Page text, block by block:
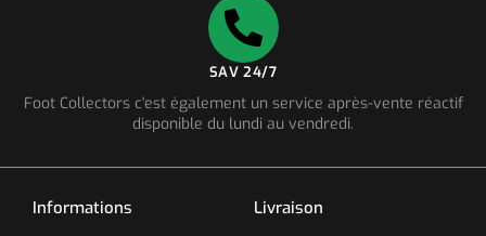
SAV 24/7
Foot Collectors c'est également un service après-vente réactif
disponible du lundi au vendredi.
Informations Livraison